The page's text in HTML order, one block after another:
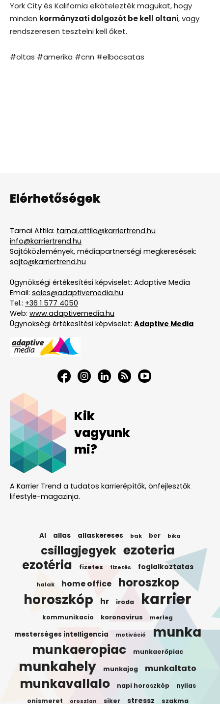
York City és Kalifornia elkötelezték magukat, hogy
minden kormányzati dolgozót be kell oltani, vagy
rendszeresen tesztelni kell őket.
#oltas #amerika #cnn #elbocsatas
Elérhetőségek
Tarnai Attila: tarnai.attila@karriertrend.hu
info@karriertrend.hu
Sajtóközlemények, médiapartnerségi megkeresések:
sajto@karriertrend.hu
Ügynökségi értékesítési képviselet: Adaptive Media
Email: sales@adaptivemedia.hu
Tel.: +36 1 577 4050
Web: www.adaptivemedia.hu
Ügynökségi értékesítési képviselet: Adaptive Media
Kik
vagyunk
mi?
A Karrier Trend a tudatos karrierépítők, önfejlesztők
lifestyle-magazinja.
AI allas allaskereses bak ber bika
csillagjegyek ezoteria
ezotéria fizetes fizetés foglalkoztatas
halak home office horoszkop
horoszkóp hr iroda karrier
kommunikacio koronavirus merleg
mesterséges intelligencia motiváció munka
munkaeropiac munkaerőpiac
munkahely munkajog munkaltato
munkavallalo napi horoszkóp nyilas
onismeret oroszlan siker stressz szakma